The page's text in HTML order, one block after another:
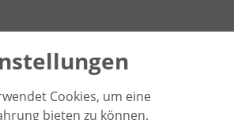
Cookies, um eine
bieten zu können.